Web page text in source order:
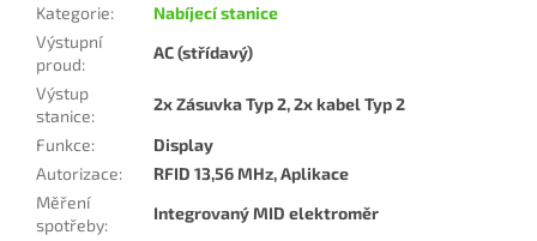
Kategorie:
Nabíjecí stanice
Výstupní
proud:
AC (střídavý)
Výstup
stanice:
2x Zásuvka Typ 2, 2x kabel Typ 2
Funkce:
Display
Autorizace:
RFID 13,56 MHz, Aplikace
Měření
spotřeby:
Integrovaný MID elektroměr